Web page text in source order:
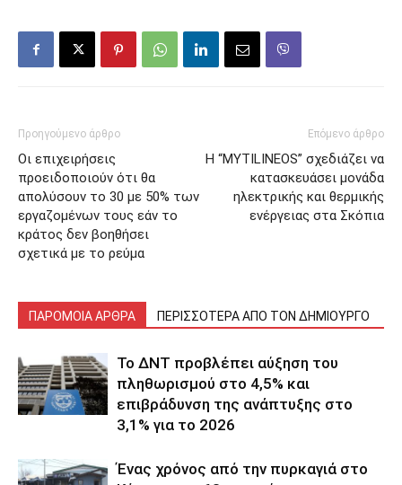
Προηγούμενο άρθρο
Οι επιχειρήσεις
προειδοποιούν ότι θα
απολύσουν το 30 με 50% των
εργαζομένων τους εάν το
κράτος δεν βοηθήσει
σχετικά με το ρεύμα
Επόμενο άρθρο
Η “MYTILINEOS” σχεδιάζει να
κατασκευάσει μονάδα
ηλεκτρικής και θερμικής
ενέργειας στα Σκόπια
ΠΑΡΟΜΟΙΑ ΑΡΘΡΑ ΠΕΡΙΣΣΟΤΕΡΑ ΑΠΟ ΤΟΝ ΔΗΜΙΟΥΡΓΟ
Το ΔΝΤ προβλέπει αύξηση του
πληθωρισμού στο 4,5% και
επιβράδυνση της ανάπτυξης στο
3,1% για το 2026
Ένας χρόνος από την πυρκαγιά στο